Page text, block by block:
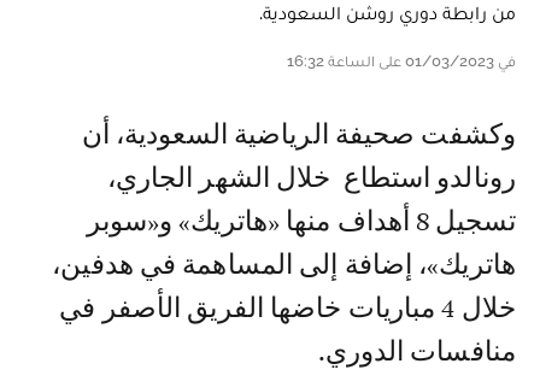
من رابطة دوري روشن السعودية.
في 01/03/2023 على الساعة 16:32
وكشفت صحيفة الرياضية السعودية، أن
رونالدو استطاع خلال الشهر الجاري،
تسجيل 8 أهداف منها «هاتريك» و«سوبر
هاتريك»، إضافة إلى المساهمة في هدفين،
خلال 4 مباريات خاضها الفريق الأصفر في
منافسات الدوري.